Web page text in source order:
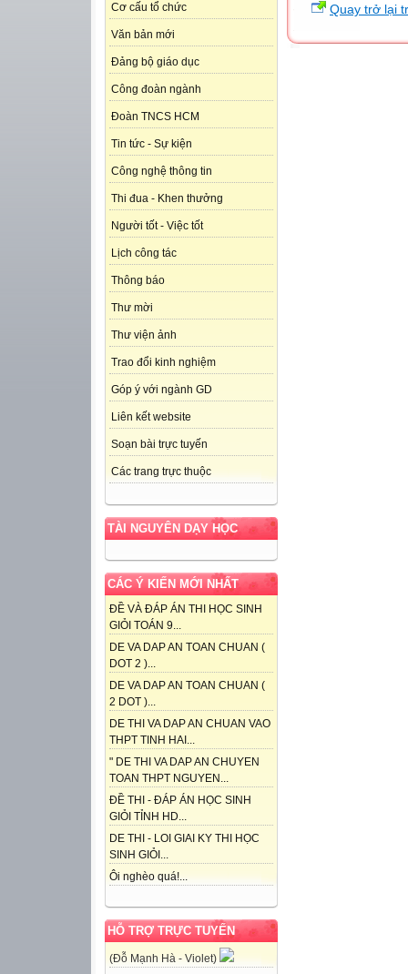
Cơ cấu tổ chức
Văn bản mới
Đảng bộ giáo dục
Công đoàn ngành
Đoàn TNCS HCM
Tin tức - Sự kiện
Công nghệ thông tin
Thi đua - Khen thưởng
Người tốt - Việc tốt
Lịch công tác
Thông báo
Thư mời
Thư viện ảnh
Trao đổi kinh nghiệm
Góp ý với ngành GD
Liên kết website
Soạn bài trực tuyến
Các trang trực thuộc
TÀI NGUYÊN DẠY HỌC
CÁC Ý KIẾN MỚI NHẤT
ĐỀ VÀ ĐÁP ÁN THI HỌC SINH
GIỎI TOÁN 9...
DE VA DAP AN TOAN CHUAN (
DOT 2 )...
DE VA DAP AN TOAN CHUAN (
2 DOT )...
DE THI VA DAP AN CHUAN VAO
THPT TINH HAI...
" DE THI VA DAP AN CHUYEN
TOAN THPT NGUYEN...
ĐỀ THI - ĐÁP ÁN HỌC SINH
GIỎI TỈNH HD...
DE THI - LOI GIAI KY THI HỌC
SINH GIỎI...
Ôi nghèo quá!...
HỖ TRỢ TRỰC TUYẾN
(Đỗ Mạnh Hà - Violet)
Quay trở lại